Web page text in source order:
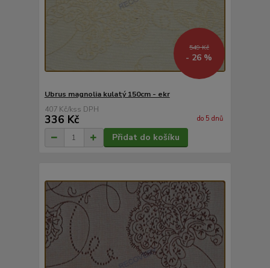
549 Kč
- 26 %
Ubrus magnolia kulatý 150cm - ekr
407 Kč/ks
336 Kč do 5 dnů
Přidat do košíku